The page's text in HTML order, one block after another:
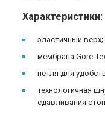
Характеристики:
эластичный верх;
мембрана Gore-
петля для
технологичная
сдавливания